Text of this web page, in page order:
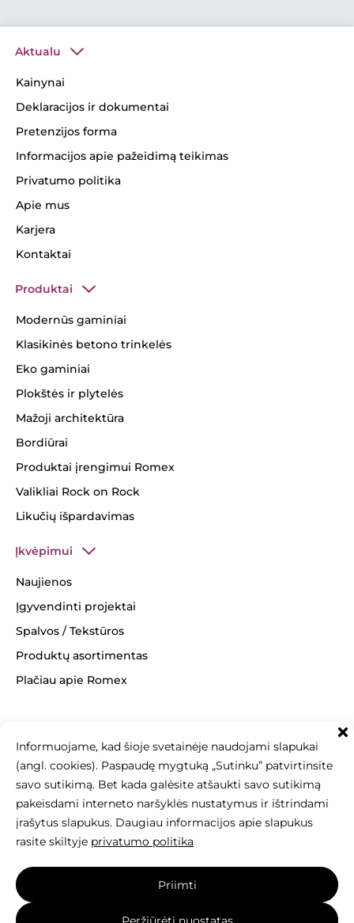
Informuojame, kad šioje svetainėje naudojami slapukai
(angl. cookies). Paspaudę mygtuką „Sutinku” patvirtinsite
savo sutikimą. Bet kada galėsite atšaukti savo sutikimą
pakeisdami interneto naršyklės nustatymus ir ištrindami
įrašytus slapukus. Daugiau informacijos apie slapukus
rasite skiltyje privatumo politika
Priimti
Aktualu
Kainynai
Deklaracijos ir dokumentai
Pretenzijos forma
Informacijos apie pažeidimą teikimas
Privatumo politika
Apie mus
Karjera
Kontaktai
Produktai
Modernūs gaminiai
Klasikinės betono trinkelės
Eko gaminiai
Plokštės ir plytelės
Mažoji architektūra
Bordiūrai
Produktai įrengimui Romex
Valikliai Rock on Rock
Likučių išpardavimas
Įkvėpimui
Naujienos
Įgyvendinti projektai
Spalvos / Tekstūros
Produktų asortimentas
Plačiau apie Romex
+370 463 14062
info@betonomozaika.lt
Šios svetainės turinys, tekstai, nuotraukos
yra Betono mozaika nuosavybė, be raštiško sutikimo
draudžiama kopijuoti, naudoti ir platinti.